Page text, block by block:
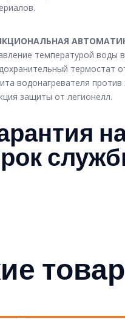
температурой воды
термостат
водонагревателя против
защиты от легионелл.